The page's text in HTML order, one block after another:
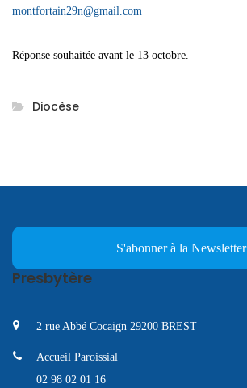
montfortain29n@gmail.com
Réponse souhaitée avant le 13 octobre.
Diocèse
S'abonner à la Newsletter
Presbytère
2 rue Abbé Cocaign 29200 BREST
Accueil Paroissial
02 98 02 01 16